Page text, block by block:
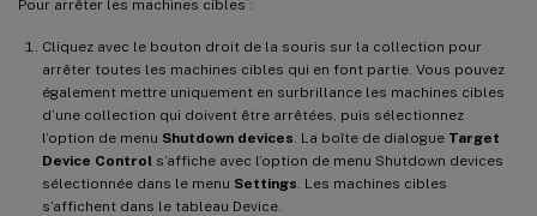
Pour arrêter les machines cibles :
Cliquez avec le bouton droit de la souris sur la collection pour
arrêter toutes les machines cibles qui en font partie. Vous pouvez
également mettre uniquement en surbrillance les machines cibles
d’une collection qui doivent être arrêtées, puis sélectionnez
l’option de menu Shutdown devices . La boîte de dialogue Target
Device Control s’affiche avec l’option de menu Shutdown devices
sélectionnée dans le menu Settings . Les machines cibles
s’affichent dans le tableau Device.